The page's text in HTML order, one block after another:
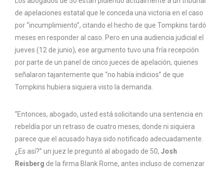
de apelaciones estatal que le conceda una victoria en el caso
por “incumplimiento”, citando el hecho de que Tompkins tardó
meses en responder al caso. Pero en una audiencia judicial el
jueves (12 de junio), ese argumento tuvo una fría recepción
por parte de un panel de cinco jueces de apelación, quienes
señalaron tajantemente que “no había indicios” de que
Tompkins hubiera siquiera visto la demanda.
“Entonces, abogado, usted está solicitando una sentencia en
rebeldía por un retraso de cuatro meses, donde ni siquiera
parece que el acusado haya sido notificado adecuadamente.
¿Es así?” un juez le preguntó al abogado de 50, Josh
Reisberg de la firma Blank Rome, antes incluso de comenzar